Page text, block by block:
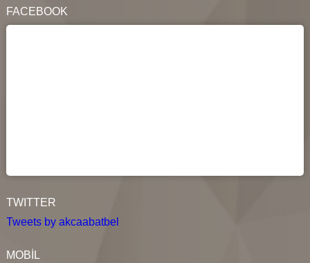
FACEBOOK
TWITTER
Tweets by akcaabatbel
MOBİL